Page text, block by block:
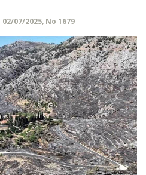
02/07/2025, No 1679